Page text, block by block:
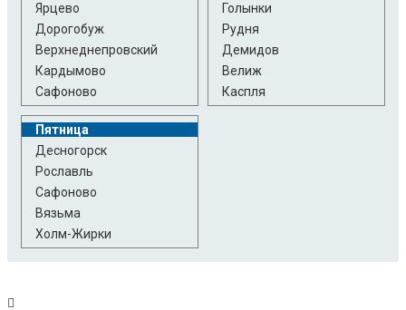
Ярцево
Дорогобуж
Верхнеднепровский
Кардымово
Сафоново
Голынки
Рудня
Демидов
Велиж
Каспля
Пятница
Десногорск
Рославль
Сафоново
Вязьма
Холм-Жирки